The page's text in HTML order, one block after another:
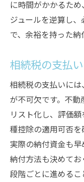
に時間がかかるた
ジュールを逆算し
で、余裕を持った納
相続税の支払
相続税の支払いに
が不可欠です。不
リスト化し、評価
種控除の適用可否を
実際の納付資金も
納付方法も決めて
段階ごとに進める